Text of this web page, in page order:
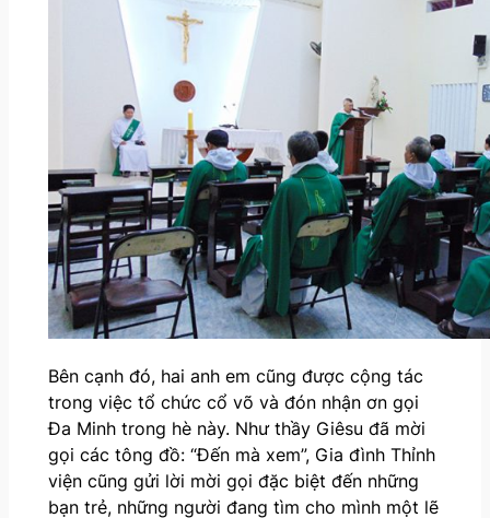
Bên cạnh đó, hai anh em cũng được cộng tác
trong việc tổ chức cổ võ và đón nhận ơn gọi
Đa Minh trong hè này. Như thầy Giêsu đã mời
gọi các tông đồ: “Đến mà xem”, Gia đình Thỉnh
viện cũng gửi lời mời gọi đặc biệt đến những
bạn trẻ, những người đang tìm cho mình một lẽ